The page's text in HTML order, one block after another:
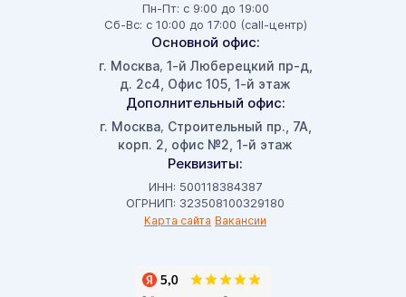
Пн-Пт: с 9:00 до 19:00
Сб-Вс: с 10:00 до 17:00 (call-центр)
Основной офис:
г. Москва, 1-й Люберецкий пр-д,
д. 2с4, Офис 105, 1-й этаж
Дополнительный офис:
г. Москва, Строительный пр., 7А,
корп. 2, офис №2, 1-й этаж
Реквизиты:
ИНН: 500118384387
ОГРНИП: 323508100329180
Карта сайта Вакансии